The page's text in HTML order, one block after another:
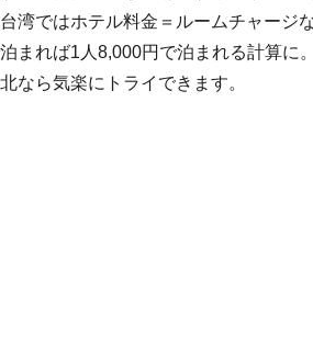
湾ではホテル料金＝ルームチャージ
まれば1人8,000円で泊まれる計算に
なら気楽にトライできます。